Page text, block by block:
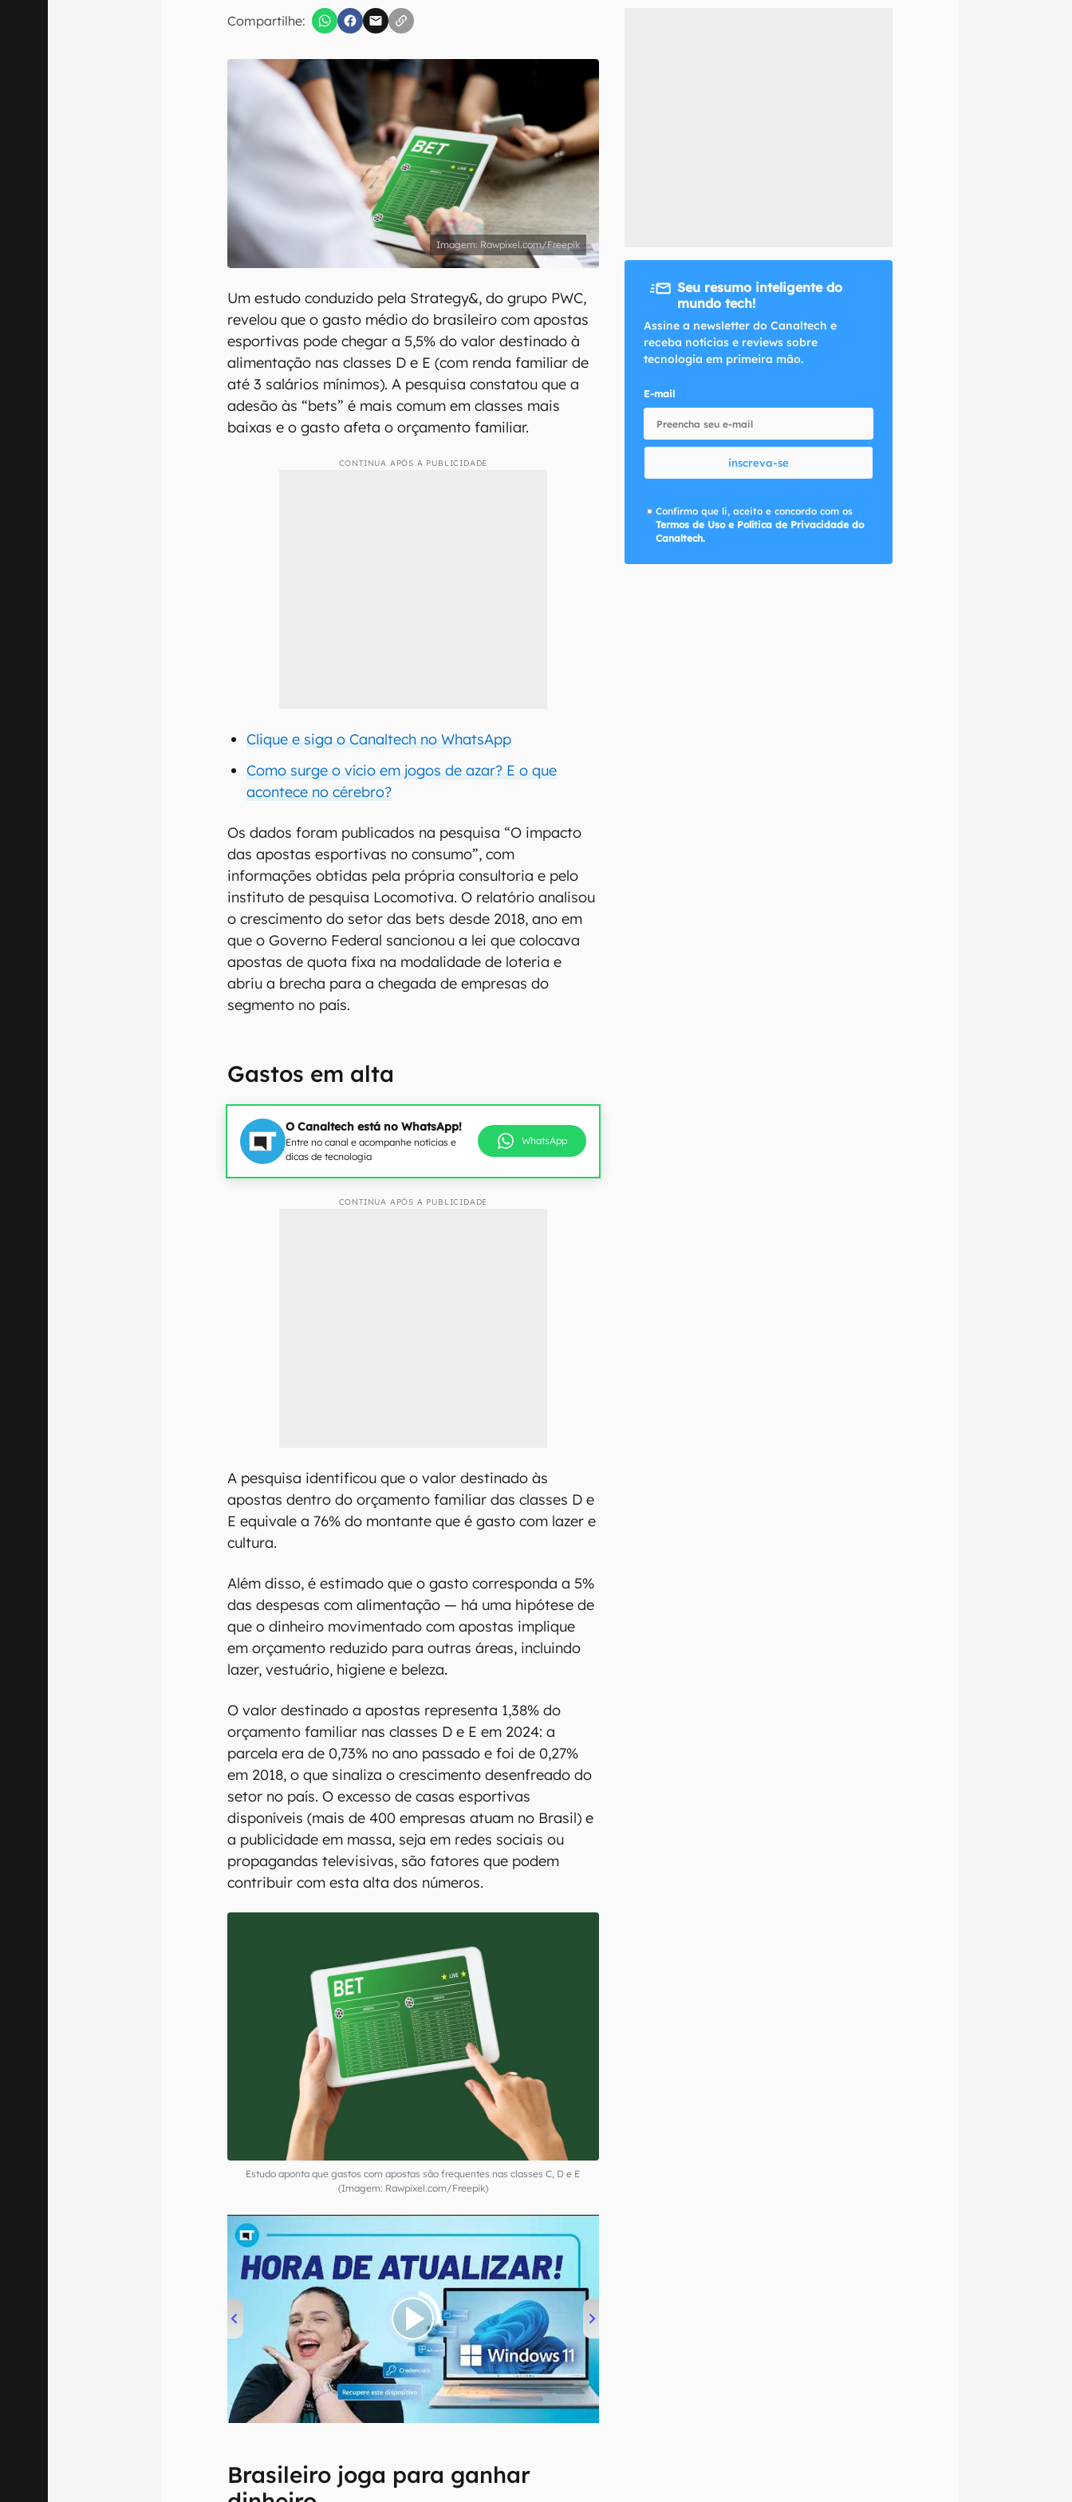
Compartilhe:
inscreva-se
Confirmo que li, aceito e concordo com os Termos de Uso e Política de Privacidade do Canaltech.
Rawpixel.com/Freepik
Um estudo conduzido pela Strategy&, do grupo PWC,
revelou que o gasto médio do brasileiro com apostas
esportivas pode chegar a 5,5% do valor destinado à
alimentação nas classes D e E (com renda familiar de
até 3 salários mínimos). A pesquisa constatou que a
adesão às “bets” é mais comum em classes mais
baixas e o gasto afeta o orçamento familiar.
CONTINUA APÓS A PUBLICIDADE
Clique e siga o Canaltech no WhatsApp
Como surge o vício em jogos de azar? E o que
acontece no cérebro?
Os dados foram publicados na pesquisa “O impacto
das apostas esportivas no consumo”, com
informações obtidas pela própria consultoria e pelo
instituto de pesquisa Locomotiva. O relatório analisou
o crescimento do setor das bets desde 2018, ano em
que o Governo Federal sancionou a lei que colocava
apostas de quota fixa na modalidade de loteria e
abriu a brecha para a chegada de empresas do
segmento no país.
Gastos em alta
O Canaltech está no WhatsApp!
Entre no canal e acompanhe notícias e
dicas de tecnologia
WhatsApp
CONTINUA APÓS A PUBLICIDADE
A pesquisa identificou que o valor destinado às
apostas dentro do orçamento familiar das classes D e
E equivale a 76% do montante que é gasto com lazer e
cultura.
Além disso, é estimado que o gasto corresponda a 5%
das despesas com alimentação — há uma hipótese de
que o dinheiro movimentado com apostas implique
em orçamento reduzido para outras áreas, incluindo
lazer, vestuário, higiene e beleza.
O valor destinado a apostas representa 1,38% do
orçamento familiar nas classes D e E em 2024: a
parcela era de 0,73% no ano passado e foi de 0,27%
em 2018, o que sinaliza o crescimento desenfreado do
setor no país. O excesso de casas esportivas
disponíveis (mais de 400 empresas atuam no Brasil) e
a publicidade em massa, seja em redes sociais ou
propagandas televisivas, são fatores que podem
contribuir com esta alta dos números.
Estudo aponta que gastos com apostas são frequentes nas classes C, D e E
(Imagem: Rawpixel.com/Freepik)
00:00/04:52
Brasileiro joga para ganhar
Seu resumo inteligente do
mundo tech!
Assine a newsletter do Canaltech e
receba notícias e reviews sobre
tecnologia em primeira mão.
E-mail
inscreva-se
Confirmo que li, aceito e concordo com os
Termos de Uso e Política de Privacidade do
Canaltech.